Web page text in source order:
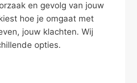
en gevolg van jouw
hoe je omgaat met
jouw klachten. Wij
opties.